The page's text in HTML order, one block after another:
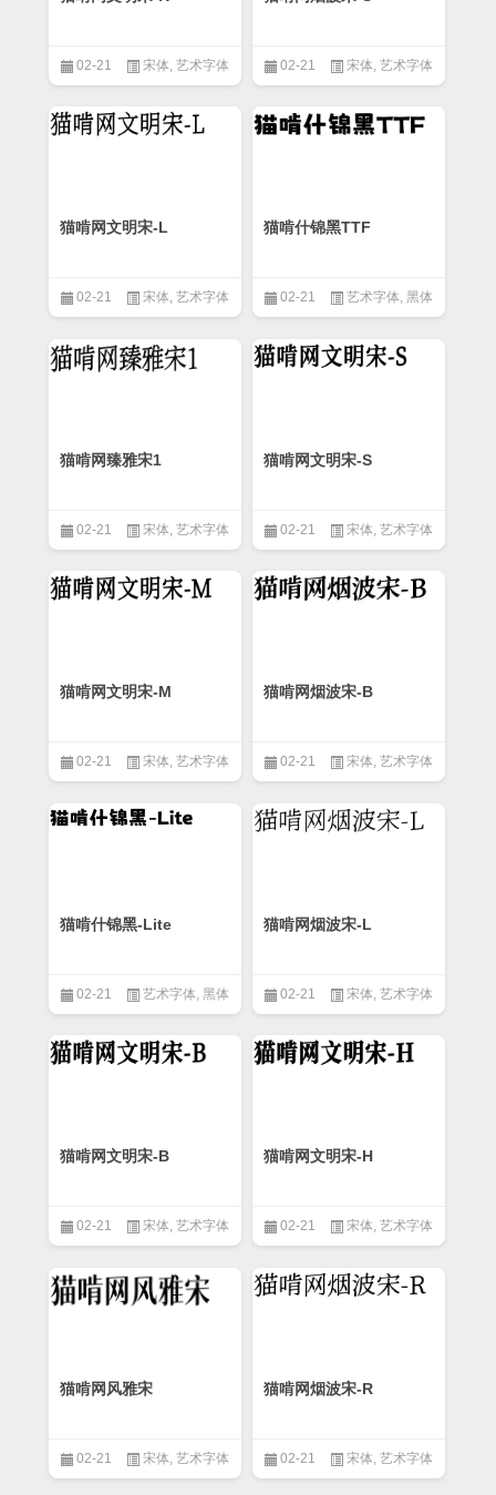
02-21 宋体,艺术字体 02-21 宋体,艺术字体
猫啃网文明宋-L
02-21 宋体,艺术字体
猫啃什锦黑TTF
02-21 艺术字体,黑体
猫啃网臻雅宋1
02-21 宋体,艺术字体
猫啃网文明宋-S
02-21 宋体,艺术字体
猫啃网文明宋-M
02-21 宋体,艺术字体
猫啃网烟波宋-B
02-21 宋体,艺术字体
猫啃什锦黑-Lite
02-21 艺术字体,黑体
猫啃网烟波宋-L
02-21 宋体,艺术字体
猫啃网文明宋-B
02-21 宋体,艺术字体
猫啃网文明宋-H
02-21 宋体,艺术字体
猫啃网风雅宋
02-21 宋体,艺术字体
猫啃网烟波宋-R
02-21 宋体,艺术字体